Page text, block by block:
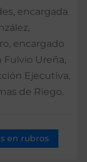
encargada
encargado
Fulvio Ureña,
Ejecutiva,
de Riego.
en rubros